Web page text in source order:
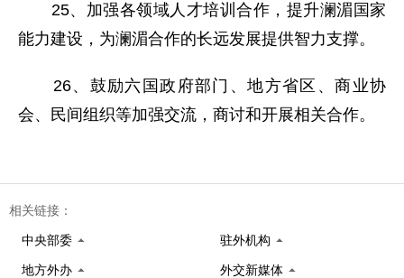
25、加强各领域人才培训合作，提升澜湄国家
能力建设，为澜湄合作的长远发展提供智力支撑。
26、鼓励六国政府部门、地方省区、商业协
会、民间组织等加强交流，商讨和开展相关合作。
相关链接：
中央部委 驻外机构
地方外办 外交新媒体